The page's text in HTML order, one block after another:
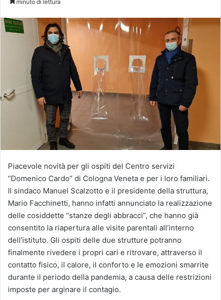
minuto di lettura
Piacevole novità per gli ospiti del Centro servizi
“Domenico Cardo” di Cologna Veneta e per i loro familiari.
Il sindaco Manuel Scalzotto e il presidente della struttura,
Mario Facchinetti, hanno infatti annunciato la realizzazione
delle cosiddette “stanze degli abbracci”, che hanno già
consentito la riapertura alle visite parentali all’interno
dell’istituto. Gli ospiti delle due strutture potranno
finalmente rivedere i propri cari e ritrovare, attraverso il
contatto fisico, il calore, il conforto e le emozioni smarrite
durante il periodo della pandemia, a causa delle restrizioni
imposte per arginare il contagio.